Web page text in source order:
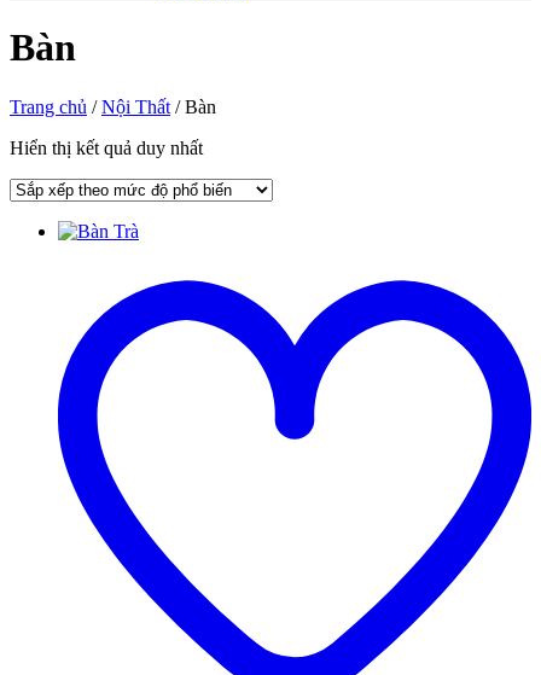
Bàn
Trang chủ /Nội Thất / Bàn
Hiển thị kết quả duy nhất